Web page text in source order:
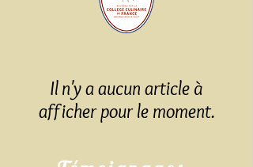
Il n'y a aucun article à
afficher pour le moment.